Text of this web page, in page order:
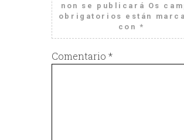
non se publicará Os
obrigatorios están
con *
Comentario *